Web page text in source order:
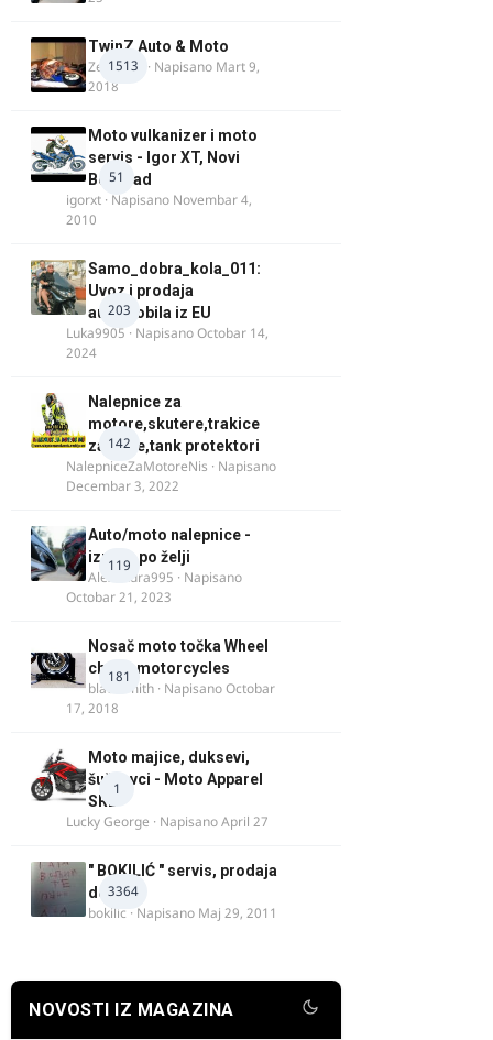
1513
TwinZ Auto & Moto
Zeljkamp · Napisano Mart 9,
2018
51
Moto vulkanizer i moto
servis - Igor XT, Novi
Beograd
igorxt · Napisano Novembar 4,
2010
203
Samo_dobra_kola_011:
Uvoz i prodaja
automobila iz EU
Luka9905 · NapisanoOctobar 14,
2024
142
Nalepnice za
motore,skutere,trakice
za felne,tank protektori
NalepniceZaMotoreNis · Napisano
Decembar 3, 2022
119
Auto/moto nalepnice -
izrada po želji
Alexandra995 · Napisano
Octobar 21, 2023
181
Nosač moto točka Wheel
chock motorcycles
blacksmith · NapisanoOctobar
17, 2018
1
Moto majice, duksevi,
šuškavci - Moto Apparel
SRB
Lucky George · NapisanoApril 27
3364
" BOKILIĆ " servis, prodaja
delova
bokilic · Napisano Maj 29, 2011
NOVOSTI IZ MAGAZINA